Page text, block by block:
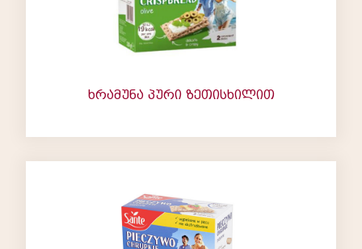
ხრამუნა პური ზეთისხილით